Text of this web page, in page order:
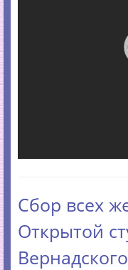
Сбор всех
Открытой